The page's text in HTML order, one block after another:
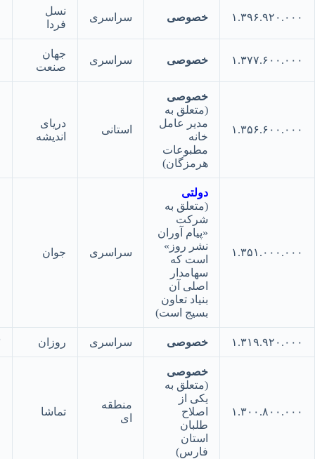
خصوصی سراسری
خصوصی سراسری
صنعت
خصوصی
(متعلق به
مدیر عامل
مطبوعات
هرمزگان)
استانی
دریای
اندیشه
دولتی
(متعلق به
شرکت
«پیام آوران
نشر روز»
است که
سهامدار
اصلی آن
بنیاد تعاون
بسیج است)
سراسری
خصوصی سراسری روزان
خصوصی
(متعلق به
یکی از
طلبان
فارس)
منطقه
تماشا